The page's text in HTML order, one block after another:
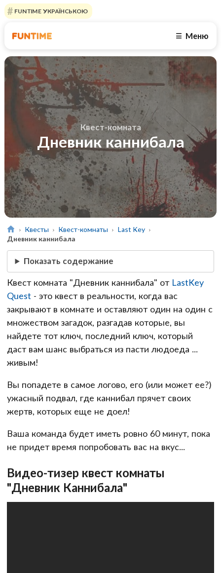
FUNTIME УКРАЇНСЬКОЮ
☰ Меню
Квест-комната
Дневник каннибала
Квесты Квест-комнаты
Last Key
Дневник каннибала
Показать содержание
Квест комната "Дневник каннибала" от LastKey
Quest - это квест в реальности, когда вас
закрывают в комнате и оставляют один на один с
множеством загадок, разгадав которые, вы
найдете тот ключ, последний ключ, который
даст вам шанс выбраться из пасти людоеда ...
живым!
Вы попадете в самое логово, его (или может ее?)
ужасный подвал, где каннибал прячет своих
жертв, которых еще не доел!
Ваша команда будет иметь ровно 60 минут, пока
не придет время попробовать вас на вкус...
Видео-тизер квест комнаты
"Дневник Каннибала"